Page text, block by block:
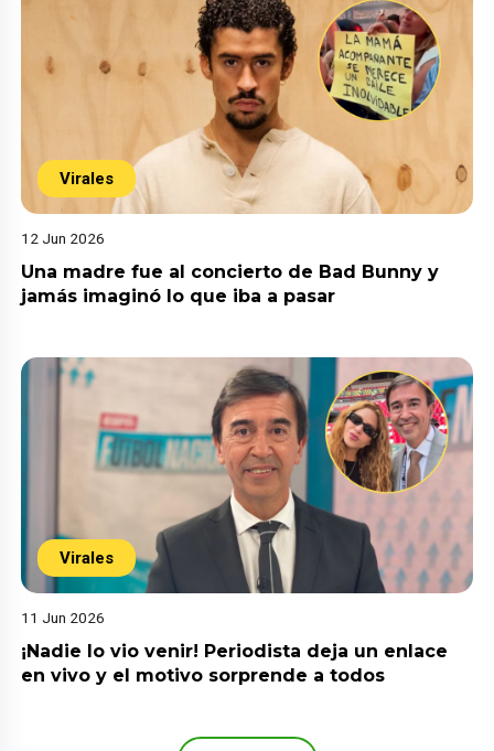
Virales
12 Jun 2026
Una madre fue al concierto de Bad Bunny y
jamás imaginó lo que iba a pasar
Virales
11 Jun 2026
¡Nadie lo vio venir! Periodista deja un enlace
en vivo y el motivo sorprende a todos